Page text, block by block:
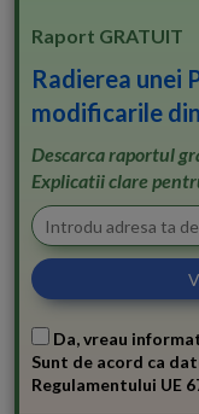
Raport GRATUIT
Radierea unei
modificarile
Descarca raportul
Explicatii clare
Da, vreau
Sunt de acord ca
Regulamentului UE